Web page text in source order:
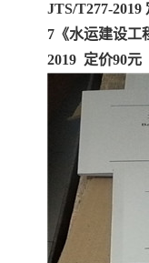
JTS/T277-2019
7《水运建设工
2019 定价90元